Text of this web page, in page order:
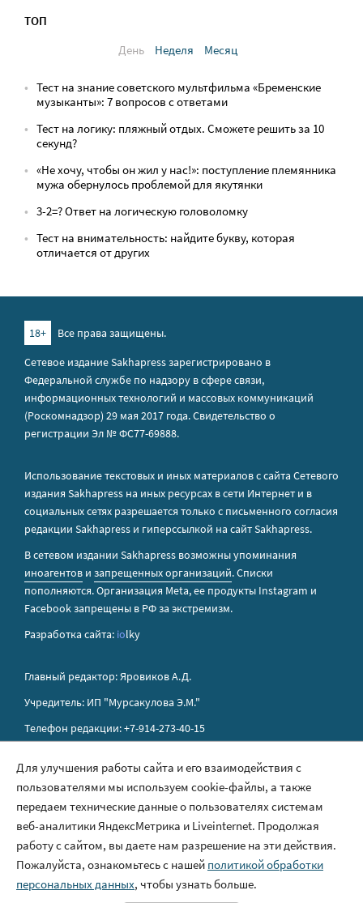
ТОП
День
Неделя Месяц
Тест на знание советского мультфильма «Бременские
музыканты»: 7 вопросов с ответами
Тест на логику: пляжный отдых. Сможете решить за 10
секунд?
«Не хочу, чтобы он жил у нас!»: поступление племянника
мужа обернулось проблемой для якутянки
3-2=? Ответ на логическую головоломку
Тест на внимательность: найдите букву, которая
отличается от других
18+
Все права защищены.
Сетевое издание Sakhapress зарегистрировано в
Федеральной службе по надзору в сфере связи,
информационных технологий и массовых коммуникаций
(Роскомнадзор) 29 мая 2017 года. Свидетельство о
регистрации Эл № ФС77-69888.
Использование текстовых и иных материалов с сайта Сетевого
издания Sakhapress на иных ресурсах в сети Интернет и в
социальных сетях разрешается только с письменного согласия
редакции Sakhapress и гиперссылкой на сайт Sakhapress.
В сетевом издании Sakhapress возможны упоминания
иноагентов и запрещенных организаций. Списки
пополняются. Организация Metа, ее продукты Instagram и
Facebook запрещены в РФ за экстремизм.
Разработка сайта: iolky
Главный редактор: Яровиков А.Д.
Учредитель: ИП "Мурсакулова Э.М."
Телефон редакции: +7-914-273-40-15
Правила сайта
Политика обработки персональных данных
Размещение рекламы
Контакты
Для улучшения работы сайта и его взаимодействия с
пользователями мы используем cookie-файлы, а также
передаем технические данные о пользователях системам
веб-аналитики ЯндексМетрика и Liveinternet. Продолжая
работу с сайтом, вы даете нам разрешение на эти действия.
Пожалуйста, ознакомьтесь с нашей политикой обработки
персональных данных, чтобы узнать больше.